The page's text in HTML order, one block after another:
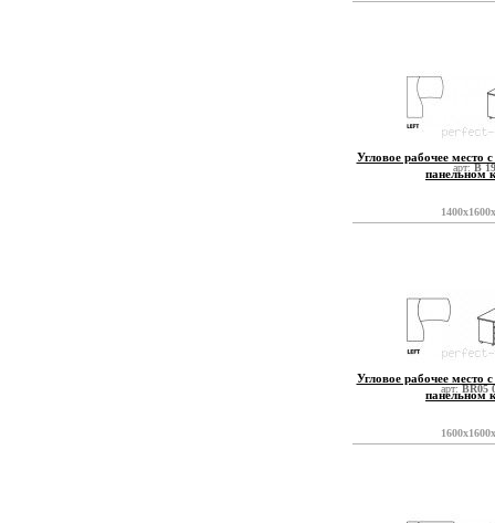
арт:B
Угловое рабочее место
панельном
арт:BR05
Угловое рабочее место
панельном